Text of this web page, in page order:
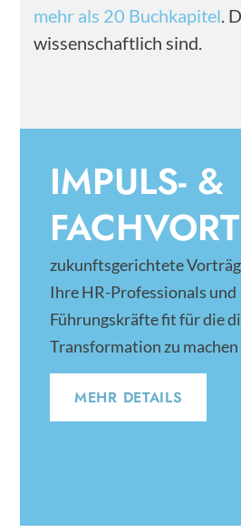
mehr als 20 Buchkapitel.
wissenschaftlich sind.
IMPULS- &
zukunftsgerichtete
Ihre HR-Professionals und
Führungskräfte fit für die
Transformation zu machen
MEHR DETAILS